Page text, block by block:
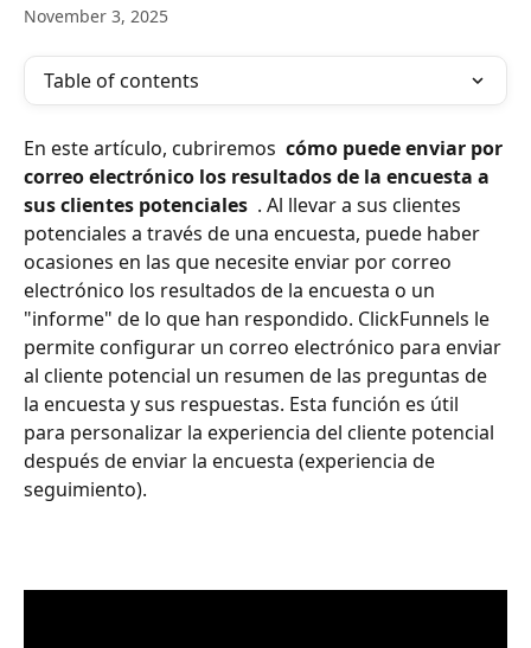
November 3, 2025
Table of contents
En este artículo, cubriremos cómo puede enviar por
correo electrónico los resultados de la encuesta a
sus clientes potenciales . Al llevar a sus clientes
potenciales a través de una encuesta, puede haber
ocasiones en las que necesite enviar por correo
electrónico los resultados de la encuesta o un
"informe" de lo que han respondido. ClickFunnels le
permite configurar un correo electrónico para enviar
al cliente potencial un resumen de las preguntas de
la encuesta y sus respuestas. Esta función es útil
para personalizar la experiencia del cliente potencial
después de enviar la encuesta (experiencia de
seguimiento).